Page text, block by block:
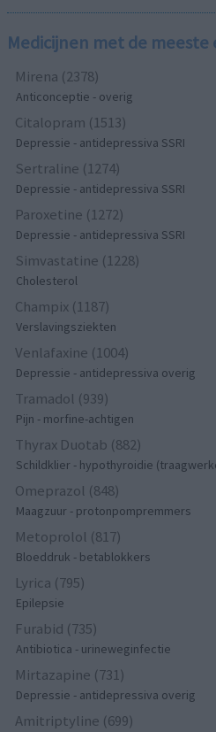
Medicijnen met de meeste
Mirena (2378)
Anticonceptie - overig
Citalopram (1513)
Depressie - antidepressiva SSRI
Sertraline (1274)
Depressie - antidepressiva SSRI
Paroxetine (1272)
Depressie - antidepressiva SSRI
Simvastatine (1228)
Cholesterol
Champix (1187)
Verslavingsziekten
Venlafaxine (1004)
Depressie - antidepressiva overig
Tramadol (939)
Pijn - morfine-achtigen
Thyrax Duotab (882)
Schildklier - hypothyroidie
Omeprazol (848)
Maagzuur - protonpompremmers
Metoprolol (817)
Bloeddruk - betablokkers
Lyrica (795)
Epilepsie
Furabid (735)
Antibiotica - urineweginfectie
Mirtazapine (731)
Depressie - antidepressiva overig
Amitriptyline (699)